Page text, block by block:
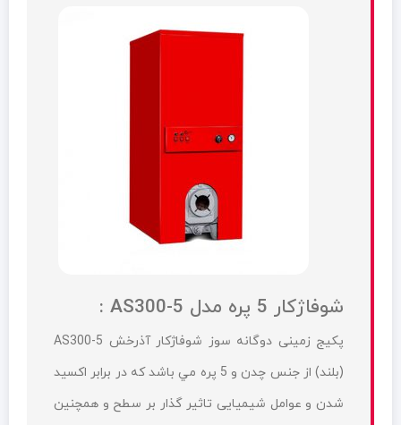
شوفاژکار 5 پره مدل AS300-5 :
پکيج زمینی دوگانه سوز شوفاژکار آذرخش AS300-5
(بلند) از جنس چدن و 5 پره مي باشد که در برابر اکسید
شدن و عوامل شیمیایی تاثیر گذار بر سطح و همچنین